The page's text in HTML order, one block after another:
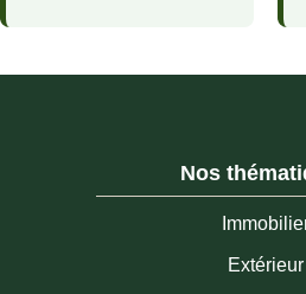
Nos
Extérieur